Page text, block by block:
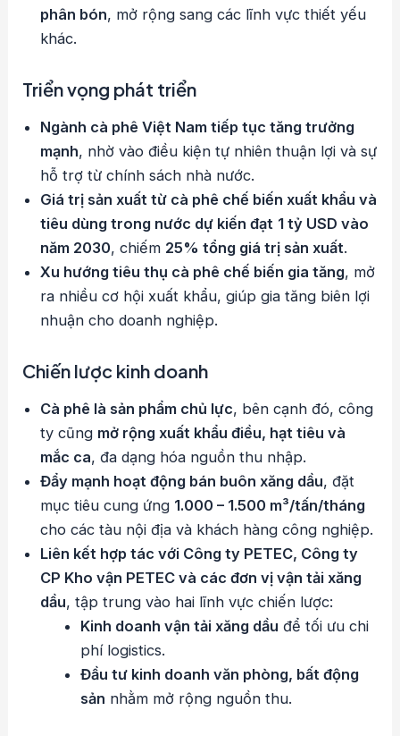
phân bón, mở rộng sang các lĩnh vực thiết yếu
khác.
Triển vọng phát triển
Ngành cà phê Việt Nam tiếp tục tăng trưởng
mạnh, nhờ vào điều kiện tự nhiên thuận lợi và sự
hỗ trợ từ chính sách nhà nước.
Giá trị sản xuất từ cà phê chế biến xuất khẩu và
tiêu dùng trong nước dự kiến đạt 1 tỷ USD vào
năm 2030, chiếm 25% tổng giá trị sản xuất.
Xu hướng tiêu thụ cà phê chế biến gia tăng, mở
ra nhiều cơ hội xuất khẩu, giúp gia tăng biên lợi
nhuận cho doanh nghiệp.
Chiến lược kinh doanh
Cà phê là sản phẩm chủ lực, bên cạnh đó, công
ty cũng mở rộng xuất khẩu điều, hạt tiêu và
mắc ca, đa dạng hóa nguồn thu nhập.
Đẩy mạnh hoạt động bán buôn xăng dầu, đặt
mục tiêu cung ứng 1.000 – 1.500 m³/tấn/tháng
cho các tàu nội địa và khách hàng công nghiệp.
Liên kết hợp tác với Công ty PETEC, Công ty
CP Kho vận PETEC và các đơn vị vận tải xăng
dầu, tập trung vào hai lĩnh vực chiến lược:
Kinh doanh vận tải xăng dầu để tối ưu chi
phí logistics.
Đầu tư kinh doanh văn phòng, bất động
sản nhằm mở rộng nguồn thu.